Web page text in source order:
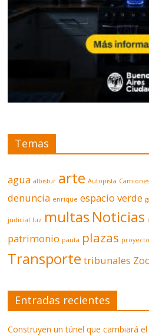
Temas
agua albistur arte Autopista Camiones
denuncia enrique espacio verde
judicial luz multas Noticias
patrimonio pauta plazas
Transporte tribunales
Entradas recientes
Construyen un túnel que cambiará